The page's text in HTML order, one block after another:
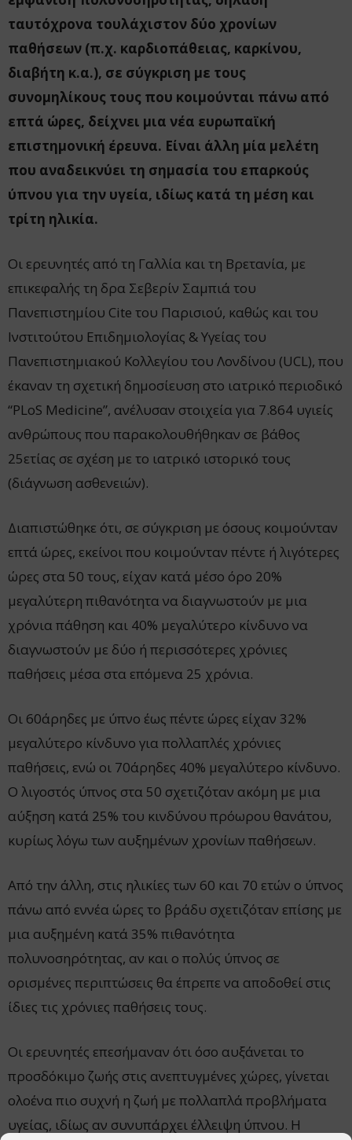
ταυτόχρονα τουλάχιστον δύο χρονίων
παθήσεων (π.χ. καρδιοπάθειας, καρκίνου,
διαβήτη κ.α.), σε σύγκριση με τους
συνομηλίκους τους που κοιμούνται πάνω από
επτά ώρες, δείχνει μια νέα ευρωπαϊκή
επιστημονική έρευνα. Είναι άλλη μία μελέτη
που αναδεικνύει τη σημασία του επαρκούς
ύπνου για την υγεία, ιδίως κατά τη μέση και
τρίτη ηλικία.
Οι ερευνητές από τη Γαλλία και τη Βρετανία, με
επικεφαλής τη δρα Σεβερίν Σαμπιά του
Πανεπιστημίου Cite του Παρισιού, καθώς και του
Ινστιτούτου Επιδημιολογίας & Υγείας του
Πανεπιστημιακού Κολλεγίου του Λονδίνου (UCL), που
έκαναν τη σχετική δημοσίευση στο ιατρικό περιοδικό
“PLoS Medicine”, ανέλυσαν στοιχεία για 7.864 υγιείς
ανθρώπους που παρακολουθήθηκαν σε βάθος
25ετίας σε σχέση με το ιατρικό ιστορικό τους
(διάγνωση ασθενειών).
Διαπιστώθηκε ότι, σε σύγκριση με όσους κοιμούνταν
επτά ώρες, εκείνοι που κοιμούνταν πέντε ή λιγότερες
ώρες στα 50 τους, είχαν κατά μέσο όρο 20%
μεγαλύτερη πιθανότητα να διαγνωστούν με μια
χρόνια πάθηση και 40% μεγαλύτερο κίνδυνο να
διαγνωστούν με δύο ή περισσότερες χρόνιες
παθήσεις μέσα στα επόμενα 25 χρόνια.
Οι 60άρηδες με ύπνο έως πέντε ώρες είχαν 32%
μεγαλύτερο κίνδυνο για πολλαπλές χρόνιες
παθήσεις, ενώ οι 70άρηδες 40% μεγαλύτερο κίνδυνο.
Ο λιγοστός ύπνος στα 50 σχετιζόταν ακόμη με μια
αύξηση κατά 25% του κινδύνου πρόωρου θανάτου,
κυρίως λόγω των αυξημένων χρονίων παθήσεων.
Από την άλλη, στις ηλικίες των 60 και 70 ετών ο ύπνος
πάνω από εννέα ώρες το βράδυ σχετιζόταν επίσης με
μια αυξημένη κατά 35% πιθανότητα
πολυνοσηρότητας, αν και ο πολύς ύπνος σε
ορισμένες περιπτώσεις θα έπρεπε να αποδοθεί στις
ίδιες τις χρόνιες παθήσεις τους.
Οι ερευνητές επεσήμαναν ότι όσο αυξάνεται το
προσδόκιμο ζωής στις ανεπτυγμένες χώρες, γίνεται
ολοένα πιο συχνή η ζωή με πολλαπλά προβλήματα
υγείας, ιδίως αν συνυπάρχει έλλειψη ύπνου. Η